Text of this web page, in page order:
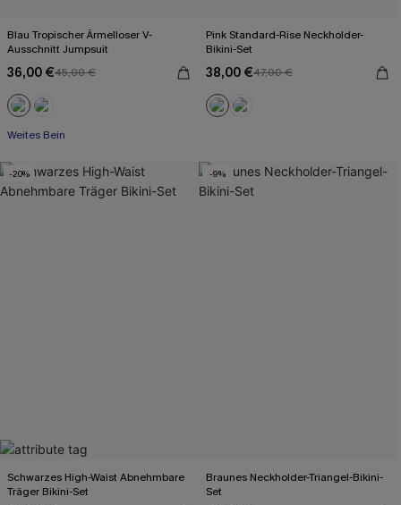
Blau Tropischer Ärmelloser V-
Ausschnitt Jumpsuit
36,00 €45,00 €
Mit Gratis-Maßband
Weites Bein
Pink Standard-Rise Neckholder-
Bikini-Set
38,00 €47,00 €
-20%
Schwarzes High-Waist Abnehmbare
Träger Bikini-Set
-9%
Braunes Neckholder-Triangel-Bikini-
Set